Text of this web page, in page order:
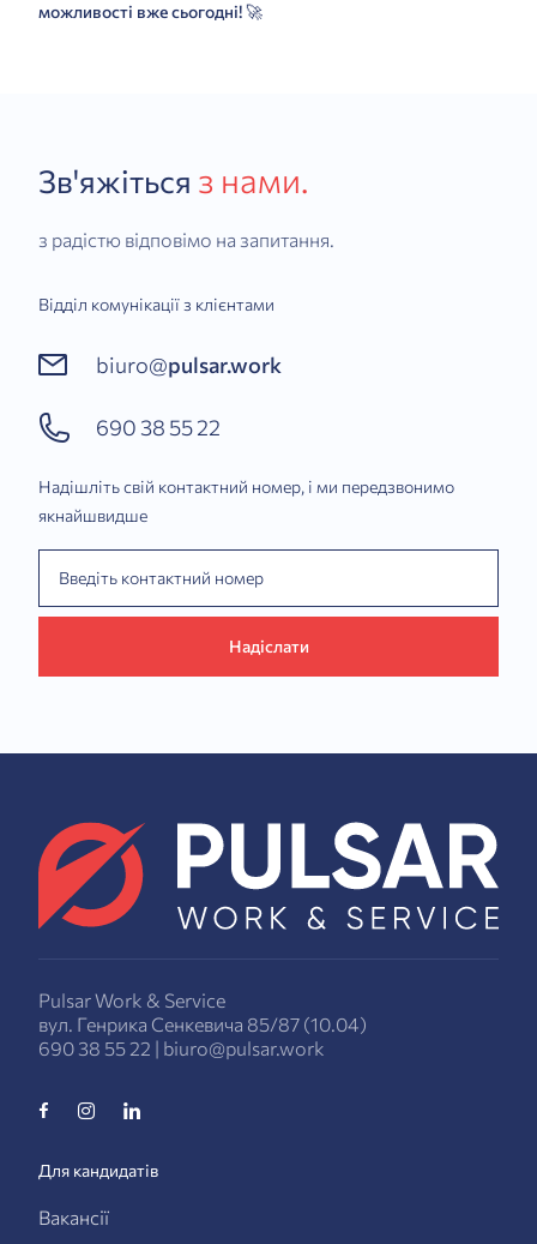
можливості вже сьогодні!🚀
Зв'яжіться з нами.
з радістю відповімо на запитання.
Відділ комунікації з клієнтами
biuro@pulsar.work
690 38 55 22
Надішліть свій контактний номер, і ми передзвонимо
якнайшвидше
Надіслати
Pulsar Work & Service
вул. Генрика Сенкевича 85/87 (10.04)
690 38 55 22 | biuro@pulsar.work
Для кандидатів
Вакансії